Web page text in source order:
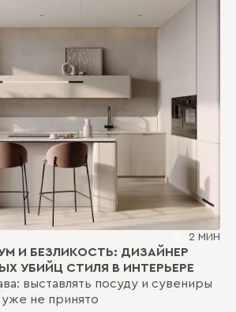
2 МИН
И БЕЗЛИКОСТЬ: ДИЗАЙНЕР
УБИЙЦ СТИЛЯ В ИНТЕРЬЕРЕ
выставлять посуду и сувениры
уже не принято